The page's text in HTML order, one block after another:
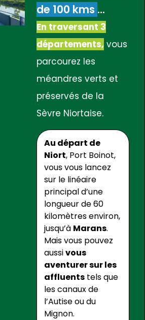
de 100 kms ...
En traversant 3
départements, vous
parcourez les
méandres verts et
préservés de la
Sèvre Niortaise.
Au départ de
Niort, Port Boinot,
vous vous lancez
sur le linéaire
principal d’une
longueur de 60
kilomètres environ,
jusqu’à Marans.
Mais vous pouvez
aussivous
aventurer sur les
affluents tels que
les canaux de
l’Autise ou du
Mignon.